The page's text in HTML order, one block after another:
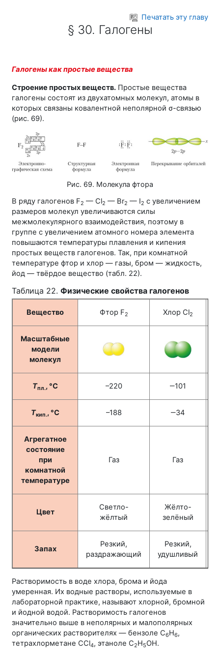
Печатать эту главу
§ 30. Галогены
Галогены как простые вещества
Строение простых веществ. Простые вещества
галогены состоят из двухатомных молекул, атомы в
которых связаны ковалентной неполярной σ-связью
(рис. 69).
Рис. 69. Молекула фтора
В ряду галогенов F2 — Cl2 — Br2 — I2 c увеличением
размеров молекул увеличиваются силы
межмолекулярного взаимодействия, поэтому в
группе с увеличением атомного номера элемента
повышаются температуры плавления и кипения
простых веществ галогенов. Так, при комнатной
температуре фтор и хлор — газы, бром — жидкость,
йод — твёрдое вещество (табл. 22).
Таблица 22. Физические свойства галогенов
Вещество Фтор F2 Хлор Cl2
Масштабные
модели
молекул
Tпл., °С –220 ‒101
Tкип., °С –188 ‒34
Агрегатное
состояние
при
комнатной
температуре
Газ Газ
Цвет
Светло-
жёлтый
Жёлто-
зелёный
Запах
Резкий,
раздражающий
Резкий,
удушливый
Растворимость в воде хлора, брома и йода
умеренная. Их водные растворы, используемые в
лабораторной практике, называют хлорной, бромной
и йодной водой. Растворимость галогенов
значительно выше в неполярных и малополярных
органических растворителях — бензоле С6Н6,
тетрахлорметане ССl4, этаноле С2Н5ОН.